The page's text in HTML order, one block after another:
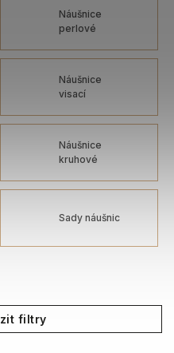
Náušnice
perlové
Náušnice
visací
Náušnice
kruhové
Sady náušnic